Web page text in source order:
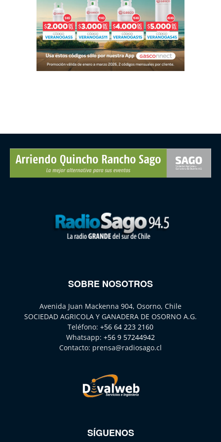
SOBRE NOSOTROS
Avenida Juan Mackenna 904, Osorno, Chile
SOCIEDAD AGRICOLA Y GANADERA DE OSORNO A.G.
Teléfono: +56 64 223 2160
Whatsapp: +56 9 57244942
Contacto: prensa@radiosago.cl
SÍGUENOS